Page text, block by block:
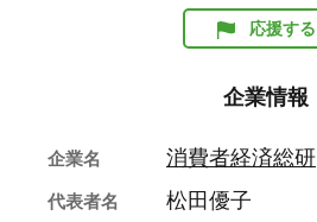
応援する
企業情報
企業名 消費者経済総研
代表者名 松田優子